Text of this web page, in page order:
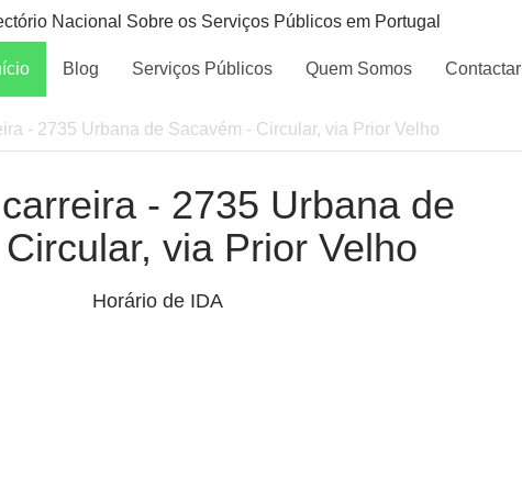
Nacional Sobre os Serviços Públicos em Portugal
Blog Serviços Públicos Quem Somos Contactar
- 2735 Urbana de Sacavém - Circular, via Prior Velho
- 2735 Urbana de
via Prior Velho
Horário de IDA